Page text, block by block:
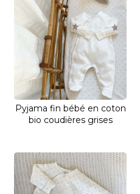
Pyjama fin bébé en coton
bio coudières grises